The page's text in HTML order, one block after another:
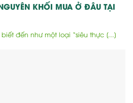
KHỐI MUA Ở ĐÂU TẠI
đến như một loại “siêu thực [...]